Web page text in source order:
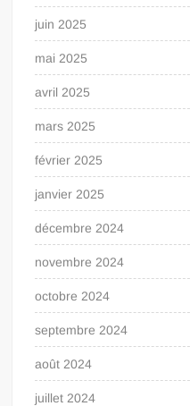
juin 2025
mai 2025
avril 2025
mars 2025
février 2025
janvier 2025
décembre 2024
novembre 2024
octobre 2024
septembre 2024
août 2024
juillet 2024